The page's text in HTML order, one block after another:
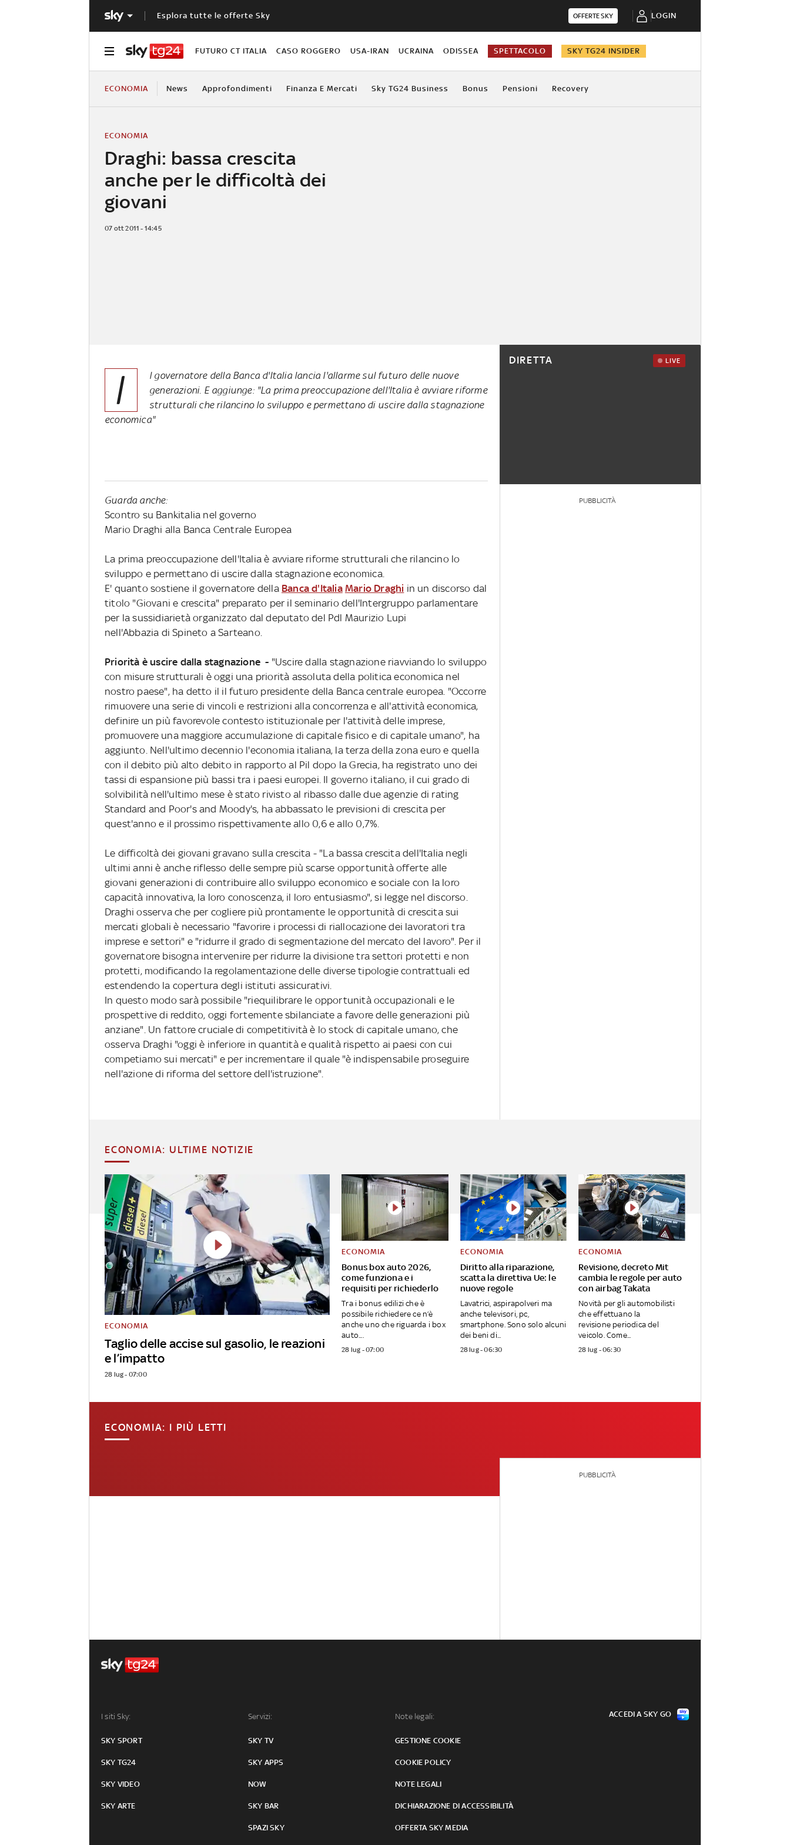
Esplora tutte le offerte Sky OFFERTE SKY LOGIN
FUTURO CT ITALIA CASO ROGGERO USA-IRAN UCRAINA ODISSEA SPETTACOLO SKY TG24 INSIDER
ECONOMIA News Approfondimenti Finanza E Mercati Sky TG24 Business Bonus Pensioni Recovery
Draghi: bassa crescita
anche per le difficoltà dei
giovani
ECONOMIA
07 ott 2011 - 14:45
I
l governatore della Banca d'Italia lancia l'allarme sul futuro delle nuove
generazioni. E aggiunge: "La prima preoccupazione dell'Italia è avviare riforme
strutturali che rilancino lo sviluppo e permettano di uscire dalla stagnazione
economica"
Guarda anche:
Scontro su Bankitalia nel governo
Mario Draghi alla Banca Centrale Europea
La prima preoccupazione dell'Italia è avviare riforme strutturali che rilancino lo
sviluppo e permettano di uscire dalla stagnazione economica.
E' quanto sostiene il governatore della Banca d'Italia Mario Draghi in un discorso dal
titolo "Giovani e crescita" preparato per il seminario dell'Intergruppo parlamentare
per la sussidiarietà organizzato dal deputato del Pdl Maurizio Lupi
nell'Abbazia di Spineto a Sarteano.
Priorità è uscire dalla stagnazione - "Uscire dalla stagnazione riavviando lo sviluppo
con misure strutturali è oggi una priorità assoluta della politica economica nel
nostro paese", ha detto il il futuro presidente della Banca centrale europea. "Occorre
rimuovere una serie di vincoli e restrizioni alla concorrenza e all'attività economica,
definire un più favorevole contesto istituzionale per l'attività delle imprese,
promuovere una maggiore accumulazione di capitale fisico e di capitale umano", ha
aggiunto. Nell'ultimo decennio l'economia italiana, la terza della zona euro e quella
con il debito più alto debito in rapporto al Pil dopo la Grecia, ha registrato uno dei
tassi di espansione più bassi tra i paesi europei. Il governo italiano, il cui grado di
solvibilità nell'ultimo mese è stato rivisto al ribasso dalle due agenzie di rating
Standard and Poor's and Moody's, ha abbassato le previsioni di crescita per
quest'anno e il prossimo rispettivamente allo 0,6 e allo 0,7%.
Le difficoltà dei giovani gravano sulla crescita - "La bassa crescita dell'Italia negli
ultimi anni è anche riflesso delle sempre più scarse opportunità offerte alle
giovani generazioni di contribuire allo sviluppo economico e sociale con la loro
capacità innovativa, la loro conoscenza, il loro entusiasmo", si legge nel discorso.
Draghi osserva che per cogliere più prontamente le opportunità di crescita sui
mercati globali è necessario "favorire i processi di riallocazione dei lavoratori tra
imprese e settori" e "ridurre il grado di segmentazione del mercato del lavoro". Per il
governatore bisogna intervenire per ridurre la divisione tra settori protetti e non
protetti, modificando la regolamentazione delle diverse tipologie contrattuali ed
estendendo la copertura degli istituti assicurativi.
In questo modo sarà possibile "riequilibrare le opportunità occupazionali e le
prospettive di reddito, oggi fortemente sbilanciate a favore delle generazioni più
anziane". Un fattore cruciale di competitività è lo stock di capitale umano, che
osserva Draghi "oggi è inferiore in quantità e qualità rispetto ai paesi con cui
competiamo sui mercati" e per incrementare il quale "è indispensabile proseguire
nell'azione di riforma del settore dell'istruzione".
DIRETTA LIVE
PUBBLICITÀ
ECONOMIA: ULTIME NOTIZIE
Taglio delle accise sul gasolio, le reazioni
e l’impatto
ECONOMIA
28 lug - 07:00
Bonus box auto 2026,
come funziona e i
requisiti per richiederlo
ECONOMIA
Tra i bonus edilizi che è
possibile richiedere ce n’è
anche uno che riguarda i box
auto....
28 lug - 07:00
Diritto alla riparazione,
scatta la direttiva Ue: le
nuove regole
ECONOMIA
Lavatrici, aspirapolveri ma
anche televisori, pc,
smartphone. Sono solo alcuni
dei beni di...
28 lug - 06:30
Revisione, decreto Mit
cambia le regole per auto
con airbag Takata
ECONOMIA
Novità per gli automobilisti
che effettuano la
revisione periodica del
veicolo. Come...
28 lug - 06:30
ECONOMIA: I PIÙ LETTI
PUBBLICITÀ
I siti Sky:
SKY SPORT
SKY TG24
SKY VIDEO
SKY ARTE
Servizi:
SKY TV
SKY APPS
NOW
SKY BAR
SPAZI SKY
Note legali:
GESTIONE COOKIE
COOKIE POLICY
NOTE LEGALI
DICHIARAZIONE DI ACCESSIBILITÀ
OFFERTA SKY MEDIA
ACCEDI A SKY GO